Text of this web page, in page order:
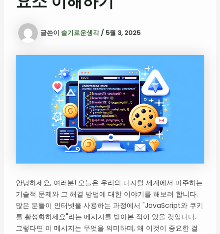
글쓴이 슬기로운생각/ 5월 3, 2025
안녕하세요, 여러분! 오늘은 우리의 디지털 세계에서 마주하는
기술적 문제와 그 해결 방법에 대한 이야기를 해보려 합니다.
많은 분들이 인터넷을 사용하는 과정에서 "JavaScript와 쿠키
를 활성화하세요"라는 메시지를 받아본 적이 있을 것입니다.
그렇다면 이 메시지는 무엇을 의미하며, 왜 이것이 중요한 걸